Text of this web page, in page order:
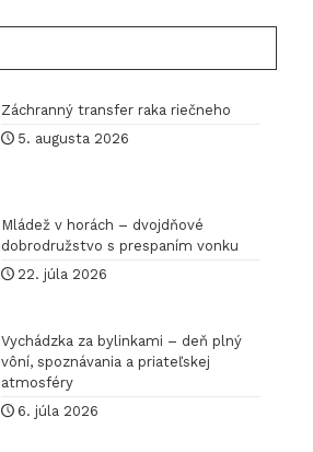
lokality
výskytu
Záchranný transfer raka riečneho
5. augusta 2026
Mládež v horách – dvojdňové
dobrodružstvo s prespaním vonku
22. júla 2026
Vychádzka za bylinkami – deň plný
vôní, spoznávania a priateľskej
atmosféry
6. júla 2026